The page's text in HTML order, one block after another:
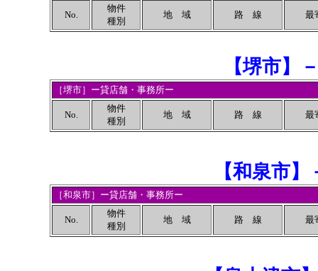
No.
物件
種別
地 域 路 線 最
【堺市】
［堺市］ー貸店舗・事務所ー
No.
物件
種別
地 域 路 線 最
【和泉市】
［和泉市］ー貸店舗・事務所ー
No.
物件
種別
地 域 路 線 最